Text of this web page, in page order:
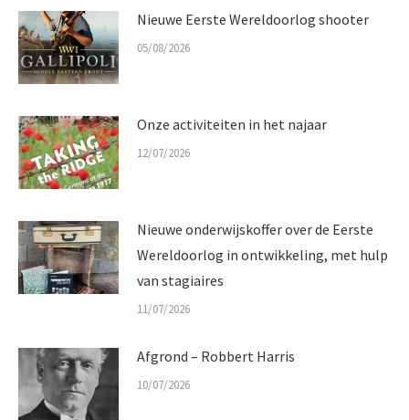
Nieuwe Eerste Wereldoorlog shooter
05/08/2026
Onze activiteiten in het najaar
12/07/2026
Nieuwe onderwijskoffer over de Eerste
Wereldoorlog in ontwikkeling, met hulp
van stagiaires
11/07/2026
Afgrond – Robbert Harris
10/07/2026